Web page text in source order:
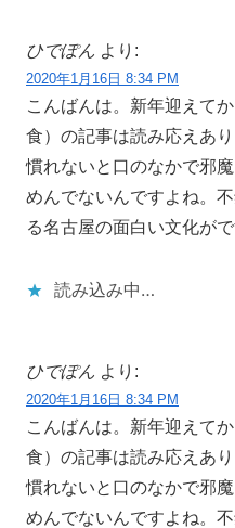
ひでぽん より:
2020年1月16日 8:34 PM
こんばんは。新年迎えて
食）の記事は読み応えあ
慣れないと口のなかで邪
めんでないんですよね。
る名古屋の面白い文化がで
読み込み中…
ひでぽん より:
2020年1月16日 8:34 PM
こんばんは。新年迎えて
食）の記事は読み応えあ
慣れないと口のなかで邪
めんでないんですよね。